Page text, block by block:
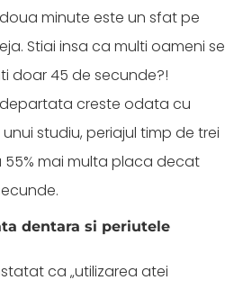
minute este un sfat pe
Stiai insa ca multi oameni se
doar 45 de secunde?!
creste odata cu
studiu, periajul timp de trei
mai multa placa decat
dentara si periutele
ca „utilizarea atei